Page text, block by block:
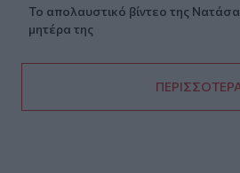
Το απολαυστικό βίντεο της
μητέρα της